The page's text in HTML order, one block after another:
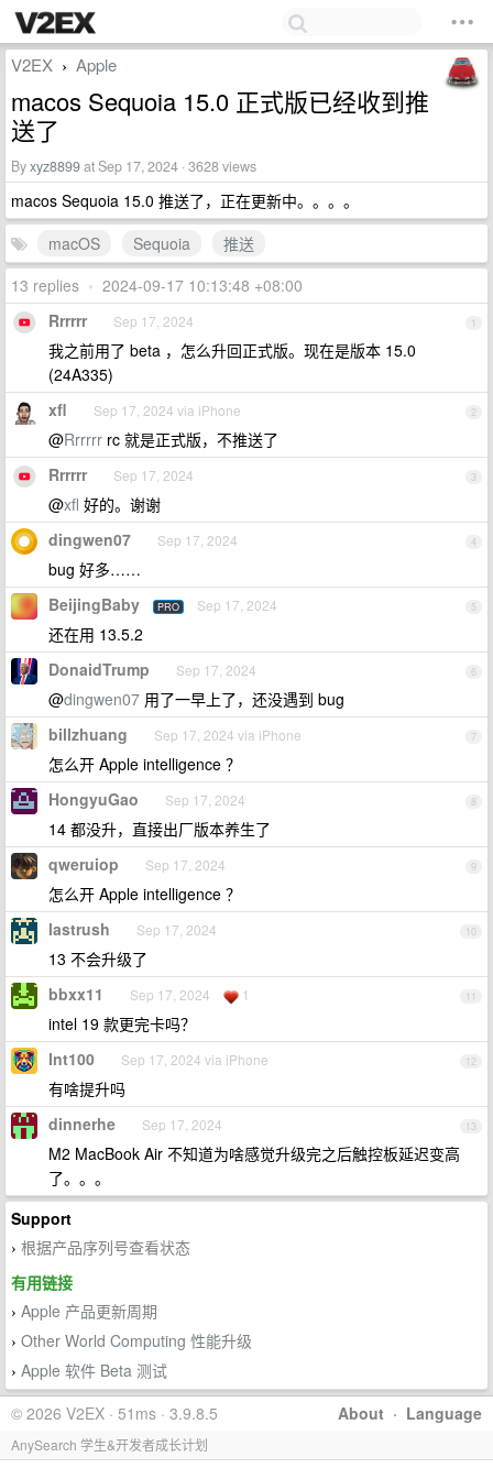
V2EX › Apple
macos Sequoia 15.0 正式版已经收到推
送了
Byxyz8899at Sep 17, 2024 · 3628 views
macos Sequoia 15.0 推送了，正在更新中。。。。
macOS
Sequoia
推送
13 replies • 2024-09-17 10:13:48 +08:00
1
Rrrrrr Sep 17, 2024
我之前用了 beta ，怎么升回正式版。现在是版本 15.0
(24A335)
2
xfl Sep 17, 2024 via iPhone
@Rrrrrr rc 就是正式版，不推送了
3
Rrrrrr Sep 17, 2024
@xfl 好的。谢谢
4
dingwen07 Sep 17, 2024
bug 好多……
5
BeijingBaby PRO Sep 17, 2024
还在用 13.5.2
6
DonaidTrump Sep 17, 2024
@dingwen07 用了一早上了，还没遇到 bug
7
billzhuang Sep 17, 2024 via iPhone
怎么开 Apple intelligence ？
8
HongyuGao Sep 17, 2024
14 都没升，直接出厂版本养生了
9
qweruiop Sep 17, 2024
怎么开 Apple intelligence ？
10
lastrush Sep 17, 2024
13 不会升级了
11
bbxx11 Sep 17, 2024 1
intel 19 款更完卡吗？
12
Int100 Sep 17, 2024 via iPhone
有啥提升吗
13
dinnerhe Sep 17, 2024
M2 MacBook Air 不知道为啥感觉升级完之后触控板延迟变高
了。。。
Support
› 根据产品序列号查看状态
有用链接
› Apple 产品更新周期
› Other World Computing 性能升级
› Apple 软件 Beta 测试
About · Language
© 2026 V2EX · 51ms · 3.9.8.5
AnySearch 学生&开发者成长计划